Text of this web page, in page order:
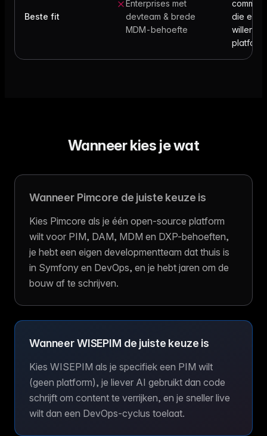
Beste fit
Enterprises met
devteam & brede
MDM-behoefte
die een
willen,
platform
Wanneer kies je wat
Wanneer Pimcore de juiste keuze is
Kies Pimcore als je één open-source platform
wilt voor PIM, DAM, MDM en DXP-behoeften,
je hebt een eigen developmentteam dat thuis is
in Symfony en DevOps, en je hebt jaren om de
bouw af te schrijven.
Wanneer WISEPIM de juiste keuze is
Kies WISEPIM als je specifiek een PIM wilt
(geen platform), je liever AI gebruikt dan code
schrijft om content te verrijken, en je sneller live
wilt dan een DevOps-cyclus toelaat.